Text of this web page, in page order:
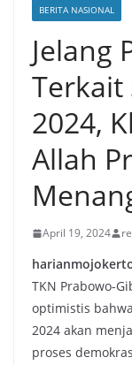
BERITA NASIONAL
Jelang
Terkait
2024,
Allah
April 19, 2024
TKN Prabowo-
optimistis
2024 akan
proses